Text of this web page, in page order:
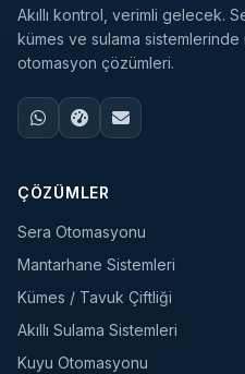
Akıllı kontrol, verimli gelecek.
kümes ve sulama
otomasyon çözümleri.
ÇÖZÜMLER
Sera Otomasyonu
Mantarhane Sistemleri
Kümes / Tavuk Çiftliği
Akıllı Sulama Sistemleri
Kuyu Otomasyonu